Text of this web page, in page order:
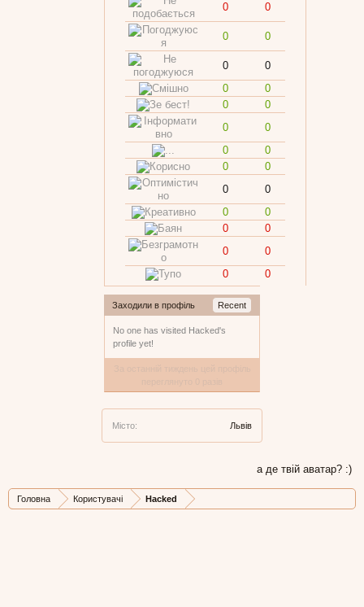
0 0
0 0
0
0
0
0
0
0
0
0
0
0
0
0
0
0
0
0
0
0
0
0
0
0
Заходили в профіль Recent
No one has visited Hacked's
profile yet!
Місто: Львів
а де твій аватар? :)
Головна Користувачі Hacked